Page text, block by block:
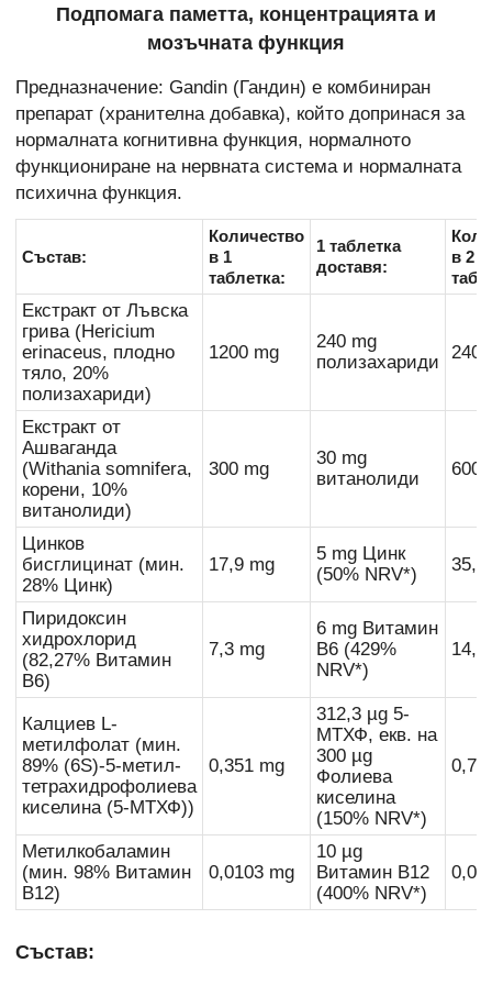
Подпомага паметта, концентрацията и
мозъчната функция
Предназначение: Gandin (Гандин) е комбиниран
препарат (хранителна добавка), който допринася за
нормалната когнитивна функция, нормалното
функциониране на нервната система и нормалната
психична функция.
Състав:
Количество
в 1
таблетка:
1 таблетка
доставя:
в 2
Екстракт от Лъвска
грива (Hericium
erinaceus, плодно
тяло, 20%
полизахариди)
1200 mg
240 mg
полизахариди
Екстракт от
Ашваганда
(Withania somnifera,
корени, 10%
витанолиди)
300 mg
30 mg
витанолиди
600
Цинков
бисглицинат (мин.
28% Цинк)
17,9 mg
5 mg Цинк
(50% NRV*)
35,8
Пиридоксин
хидрохлорид
(82,27% Витамин
B6)
7,3 mg
6 mg Витамин
B6 (429%
NRV*)
14,6
Калциев L-
метилфолат (мин.
89% (6S)-5-метил-
тетрахидрофолиева
киселина (5-МТХФ))
0,351 mg
312,3 µg 5-
МТХФ, екв. на
300 µg
Фолиева
киселина
(150% NRV*)
Метилкобаламин
(мин. 98% Витамин
B12)
0,0103 mg
10 µg
Витамин B12
(400% NRV*)
Състав: